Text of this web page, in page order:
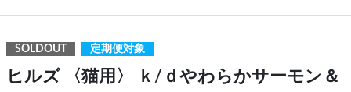
SOLDOUT 定期便対象
ヒルズ 〈猫用〉 ｋ/ｄやわらかサーモン＆